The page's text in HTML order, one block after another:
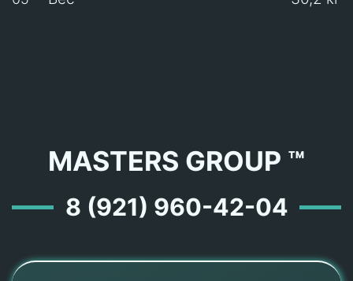
MASTERS GROUP ™
8 (921) 960-42-04